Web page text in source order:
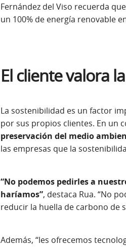
Fernández del Viso recuerda
un 100% de energía renovable
El cliente valora
La sostenibilidad es un factor
por sus propios clientes. En un
preservación del medio
las empresas que la
“No podemos pedirles a
haríamos”, destaca Rua. “No
reducir la huella de carbono de
Además, “les ofrecemos